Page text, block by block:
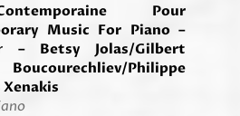
Pour
Music For Piano –
– Betsy Jolas/Gilbert
Philippe